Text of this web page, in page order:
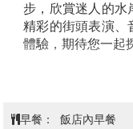
步，欣賞迷人的水
精彩的街頭表演、
體驗，期待您一起
早餐：
飯店內早餐